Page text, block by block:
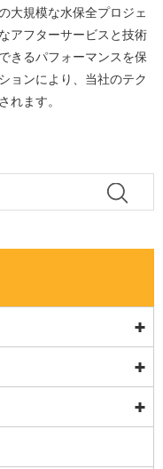
大規模な水保全プロジェ
アフターサービスと技術
きるパフォーマンスを保
ョンにより、当社のテク
れます。